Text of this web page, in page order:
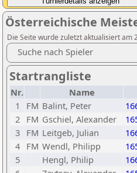
Österreichische
Die Seite wurde zuletzt aktualisiert am
Suche nach Spieler
Startrangliste
Nr. Name
1
FM Balint, Peter
2
FM Gschiel, Alexander
3
FM Leitgeb, Julian
4
FM Wendl, Philipp
5
Hengl, Philip